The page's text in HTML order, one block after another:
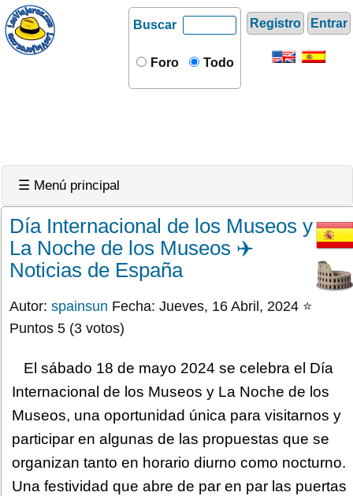
Registro Entrar
Buscar
Foro Todo
☰ Menú principal
Día Internacional de los Museos y
La Noche de los Museos ✈️
Noticias de España
Autor: spainsun Fecha: Jueves, 16 Abril, 2024 ⭐
Puntos 5 (3 votos)
El sábado 18 de mayo 2024 se celebra el Día
Internacional de los Museos y La Noche de los
Museos, una oportunidad única para visitarnos y
participar en algunas de las propuestas que se
organizan tanto en horario diurno como nocturno.
Una festividad que abre de par en par las puertas